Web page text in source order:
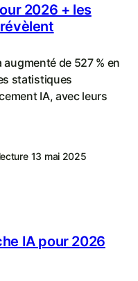
2026 + les
augmenté de 527 % en
statistiques
IA, avec leurs
13 mai 2025
IA pour 2026